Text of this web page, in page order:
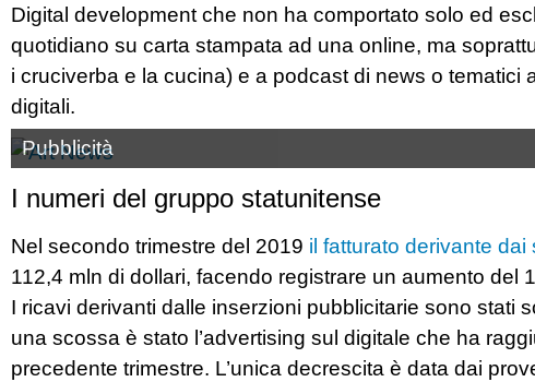
Digital development che non ha comportato solo ed
quotidiano su carta stampata ad una online, ma
i cruciverba e la cucina) e a podcast di news o tematici
digitali.
Pubblicità
I numeri del gruppo statunitense
Nel secondo trimestre del 2019 il fatturato derivante dai
112,4 mln di dollari, facendo registrare un aumento del
I ricavi derivanti dalle inserzioni pubblicitarie sono stati
una scossa è stato l’advertising sul digitale che ha
precedente trimestre. L’unica decrescita è data dai